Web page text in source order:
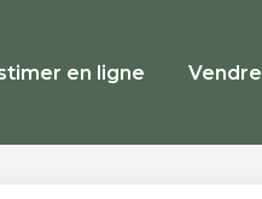
en ligne Vendre